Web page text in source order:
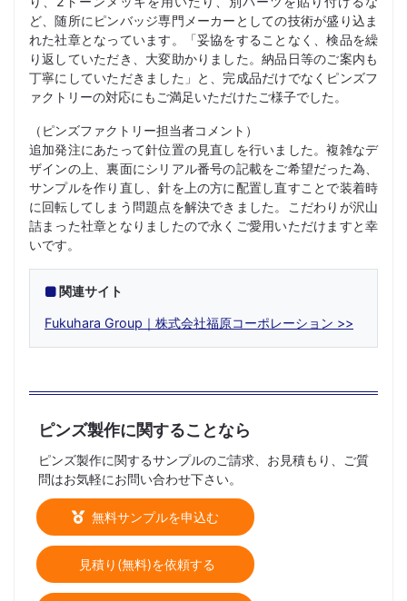
ど、随所にピンバッジ専門メーカーとしての技術が盛り込ま
れた社章となっています。「妥協をすることなく、検品を繰
り返していただき、大変助かりました。納品日等のご案内も
丁寧にしていただきました」と、完成品だけでなくピンズフ
ァクトリーの対応にもご満足いただけたご様子でした。
（ピンズファクトリー担当者コメント）
追加発注にあたって針位置の見直しを行いました。複雑なデ
ザインの上、裏面にシリアル番号の記載をご希望だった為、
サンプルを作り直し、針を上の方に配置し直すことで装着時
に回転してしまう問題点を解決できました。こだわりが沢山
詰まった社章となりましたので永くご愛用いただけますと幸
いです。
関連サイト
Fukuhara Group｜株式会社福原コーポレーション
ピンズ製作に関することなら
ピンズ製作に関するサンプルのご請求、お見積もり、ご質
問はお気軽にお問い合わせ下さい。
無料サンプルを申込む
見積り(無料)を依頼する